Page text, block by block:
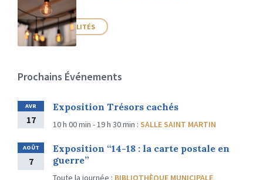
PLUS D'ACTUALITÉS
Prochains Événements
AVR
17
Exposition Trésors cachés
10 h 00 min - 19 h 30 min : SALLE SAINT MARTIN
AOÛT
7
Exposition “14-18 : la carte postale en
guerre”
Toute la journée : BIBLIOTHÈQUE MUNICIPALE